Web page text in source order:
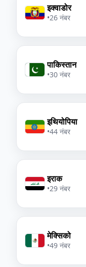
इक्वाडोर
•26 नंबर
पाकिस्तान
•30 नंबर
इथियोपिया
•44 नंबर
इराक
•29 नंबर
मेक्सिको
•49 नंबर